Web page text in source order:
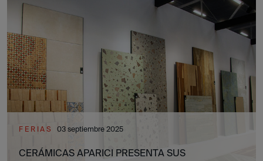
FERIAS 03 septiembre 2025
CERÁMICAS APARICI PRESENTA SUS